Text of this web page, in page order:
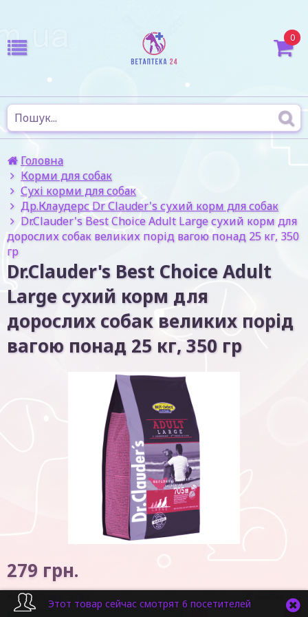
0
Головна
Корми для собак
Сухі корми для собак
Др.Клаудерс Dr Сlauder's сухий корм для собак
Dr.Clauder's Best Choice Adult Large сухий корм для
дорослих собак великих порід вагою понад 25 кг, 350
гр
Dr.Clauder's Best Choice Adult
Large сухий корм для
дорослих собак великих порід
вагою понад 25 кг, 350 гр
279 грн.
Код товару: В наявності
Этот товар сейчас смотрят 6 посетителей